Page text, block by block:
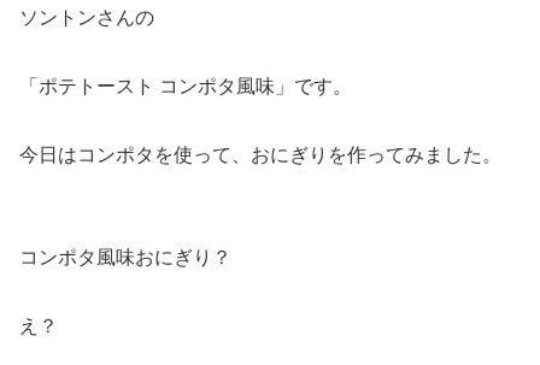
ソントンさんの
「ポテトースト コンポタ風味」です。
今日はコンポタを使って、おにぎりを作ってみました。
コンポタ風味おにぎり？
え？